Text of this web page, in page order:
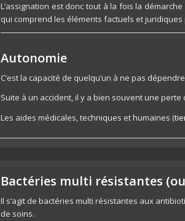
L’assignation est donc tout à la fois la
qui comprend les éléments factuels et
Autonomie
C’est la capacité de quelqu’un à ne pas
Suite à un accident, il y a bien souvent une
Les aides médicales, techniques et humaines (
Bactéries multi résistantes
Il s’agit de bactéries multi résistantes aux
de soins.